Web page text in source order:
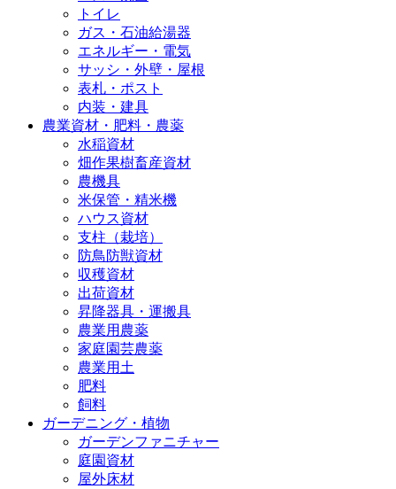
トイレ
ガス・石油給湯器
エネルギー・電気
サッシ・外壁・屋根
表札・ポスト
内装・建具
農業資材・肥料・農薬
水稲資材
畑作果樹畜産資材
農機具
米保管・精米機
ハウス資材
支柱（栽培）
防鳥防獣資材
収穫資材
出荷資材
昇降器具・運搬具
農業用農薬
家庭園芸農薬
農業用土
肥料
飼料
ガーデニング・植物
ガーデンファニチャー
庭園資材
屋外床材